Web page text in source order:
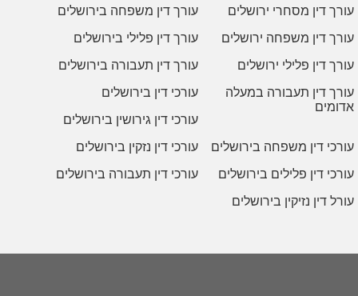
עורך דין מסחרי ירושלים
עורך דין משפחה בירושלים
עורך דין משפחה ירושלים
עורך דין פלילי בירושלים
עורך דין פלילי ירושלים
עורך דין תעבורה בירושלים
עורך דין תעבורה במעלה
אדומים
עורכי דין בירושלים
עורכי דין גירושין בירושלים
עורכי דין משפחה בירושלים
עורכי דין נזקין בירושלים
עורכי דין פלילים בירושלים
עורכי דין תעבורה בירושלים
עורל דין נזיקין בירושלים